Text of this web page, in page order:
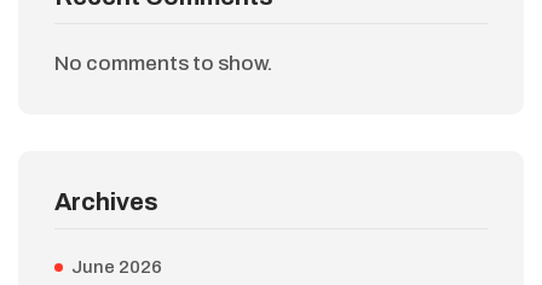
No comments to show.
Archives
June 2026